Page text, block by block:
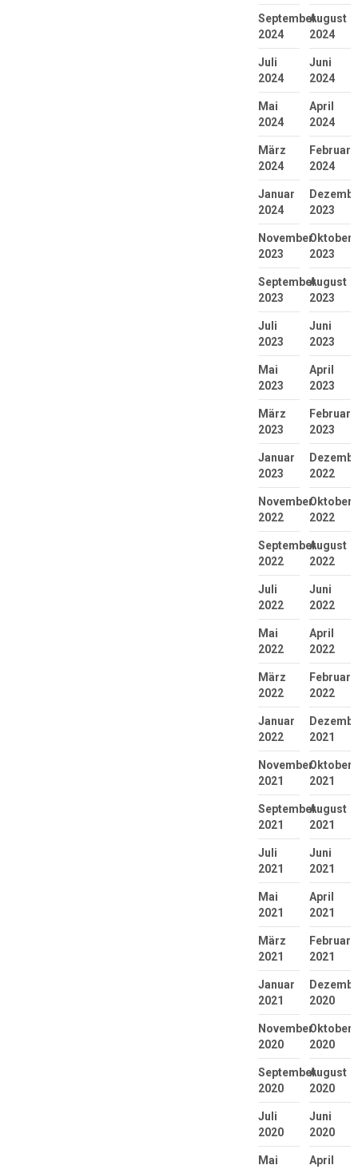
September
2024
August
2024
Juli
2024
Juni
2024
Mai
2024
April
2024
März
2024
Februar
2024
Januar
2024
2023
November
2023
Oktober
2023
September
2023
August
2023
Juli
2023
Juni
2023
Mai
2023
April
2023
März
2023
Februar
2023
Januar
2023
2022
November
2022
Oktober
2022
September
2022
August
2022
Juli
2022
Juni
2022
Mai
2022
April
2022
März
2022
Februar
2022
Januar
2022
2021
November
2021
Oktober
2021
September
2021
August
2021
Juli
2021
Juni
2021
Mai
2021
April
2021
März
2021
Februar
2021
Januar
2021
2020
November
2020
Oktober
2020
September
2020
August
2020
Juli
2020
Juni
2020
Mai
April